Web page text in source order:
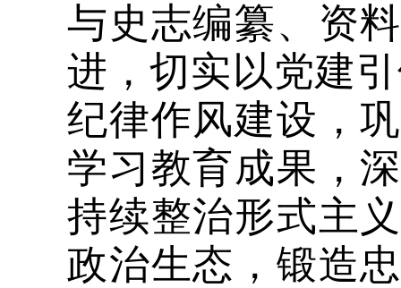
与史志编纂、资
进，切实以党建
纪律作风建设，
学习教育成果，
持续整治形式主
政治生态，锻造